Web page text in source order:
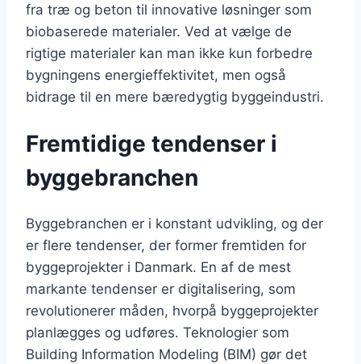
fra træ og beton til innovative løsninger som
biobaserede materialer. Ved at vælge de
rigtige materialer kan man ikke kun forbedre
bygningens energieffektivitet, men også
bidrage til en mere bæredygtig byggeindustri.
Fremtidige tendenser i
byggebranchen
Byggebranchen er i konstant udvikling, og der
er flere tendenser, der former fremtiden for
byggeprojekter i Danmark. En af de mest
markante tendenser er digitalisering, som
revolutionerer måden, hvorpå byggeprojekter
planlægges og udføres. Teknologier som
Building Information Modeling (BIM) gør det